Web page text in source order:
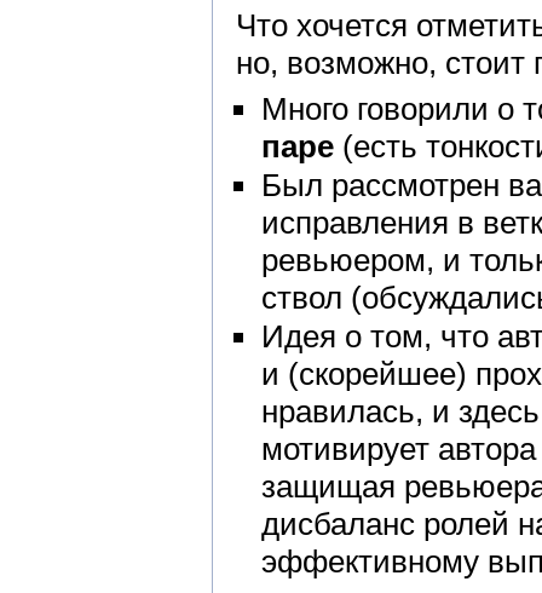
Что хочется
но, возможно, стоит
Много говорили о
паре(есть
Был рассмотрен
исправления в
ревьюером, и
ствол
Идея о том, что
и (скорейшее)
нравилась, и
мотивирует
защищая
дисбаланс ролей
эффективному